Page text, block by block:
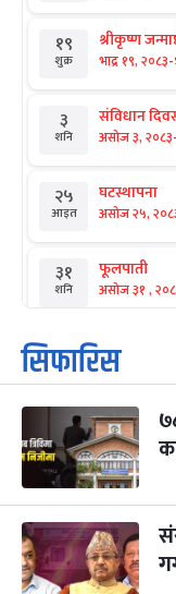
१९
शुक्र
श्रीकृष्ण
भाद्र १९, २०८३-
३
शनि
संविधान
असोज ३, २०८३-
२५
आइत
घटस्थापना
असोज २५,
३१
शनि
फूलपाती
असोज ३१ ,
१
आइत
कार्तिक
कार्तिक १, २०८३
३
मंगल
महानवमी
कार्तिक ३,
४
बुध
विजयादशमी
कार्तिक ४, २०८३
५ पापा‌ङ्कुशा
सिफारिस